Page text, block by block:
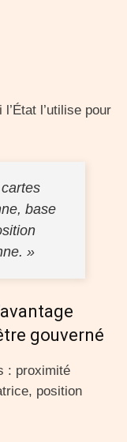
l’utilise pour
base
»
gouverné
: proximité
position